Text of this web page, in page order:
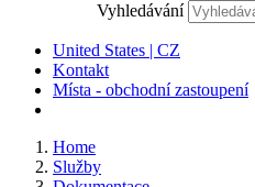
Vyhledávání
United States | CZ
Kontakt
Místa - obchodní zastoupení
Home
Služby